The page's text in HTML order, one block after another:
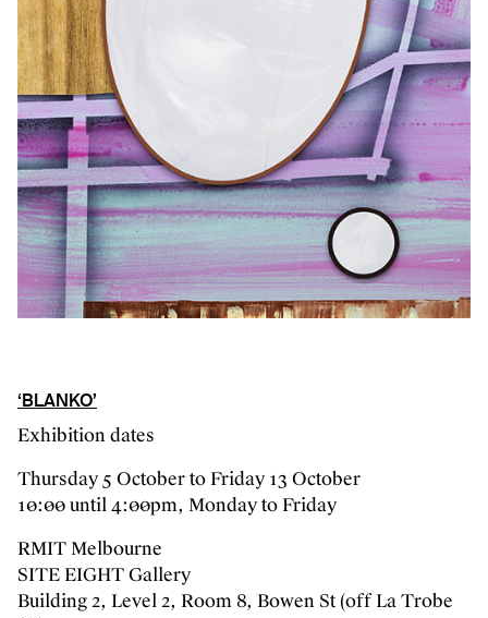
‘BLANKO’
Exhibition dates
Thursday 5 October to Friday 13 October
10:00 until 4:00pm, Monday to Friday
RMIT Melbourne
SITE EIGHT Gallery
Building 2, Level 2, Room 8, Bowen St (off La Trobe